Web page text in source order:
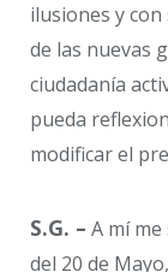
ilusiones y
de las nuevas
ciudadanía
pueda
modificar el
S.G. – A mí
del 20 de